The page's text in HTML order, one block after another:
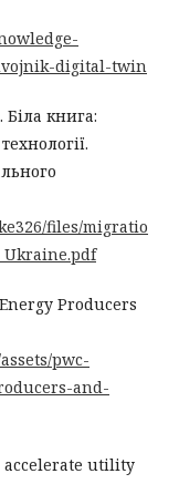
digital-twin
книга:
files/migratio
Producers
pwc-
and-
accelerate utility